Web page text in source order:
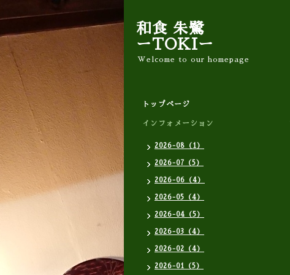
和食 朱鷺
ーTOKIー
Welcome to our homepage
トップページ
インフォメーション
2026-08（1）
2026-07（5）
2026-06（4）
2026-05（4）
2026-04（5）
2026-03（4）
2026-02（4）
2026-01（5）